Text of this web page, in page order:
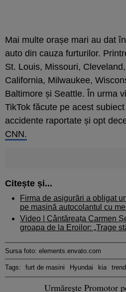
Mai multe orașe mari au dat
auto din cauza furturilor.
St. Louis, Missouri,
California, Milwaukee,
Baltimore și Seattle. În urma
TikTok făcute pe acest
accidente raportate și opt
CNN.
Citește și...
Firma de asigurări a obligat
pe mașină autocolantul cu
Video | Cântăreața Carmen
groapa de la Eroilor: „Trage
Sursa foto: elements.envato.com
Tags: furt de masini Hyundai kia
Urmărește Promotor